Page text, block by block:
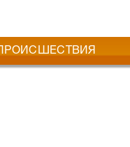
ПРОИСШЕСТВИЯ